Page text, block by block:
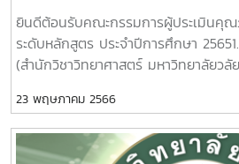
ยินดีต้อนรับคณะกรรมการผู้ประเมินคุ
ระดับหลักสูตร ประจำปีการศึกษา
(สำนักวิชาวิทยาศาสตร์ มหาวิทยาลัยว
วลัยลักษณ์, กรรมการ)3. อ.ดร.ณัฐิกาน
เภสัชศาสตร์ มหาวิทยาลัยวลัยลักษณ์,
รัตนมณี (มหาวิทยาลัยแม่โจ้, เลขานุกา
23 พฤษภาคม 2566